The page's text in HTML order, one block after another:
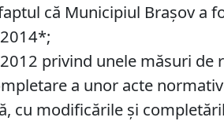
că Municipiul Braşov a
privind unele măsuri de
a unor acte
cu modificările şi